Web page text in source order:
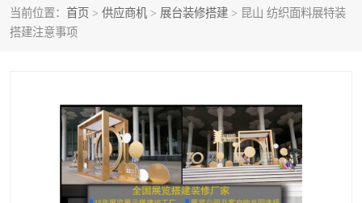
当前位置： 首页 > 供应商机 > 展台装修搭建 > 昆山 纺织面料展特装
搭建注意事项
活动策划 展会服务